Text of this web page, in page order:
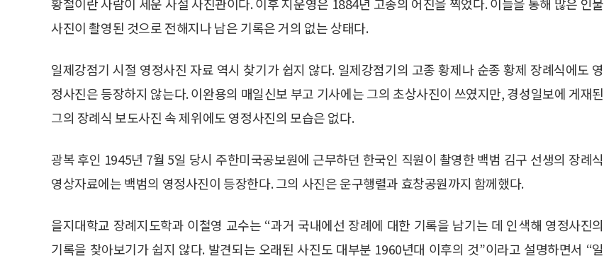
사진이 촬영된 것으로 전해지나 남은 기록은 거의 없는 상태다.
일제강점기 시절 영정사진 자료 역시 찾기가 쉽지 않다. 일제강점기의 고종 황제나 순종 황제 장례식에도 영
정사진은 등장하지 않는다. 이완용의 매일신보 부고 기사에는 그의 초상사진이 쓰였지만, 경성일보에 게재된
그의 장례식 보도사진 속 제위에도 영정사진의 모습은 없다.
광복 후인 1945년 7월 5일 당시 주한미국공보원에 근무하던 한국인 직원이 촬영한 백범 김구 선생의 장례식
영상자료에는 백범의 영정사진이 등장한다. 그의 사진은 운구행렬과 효창공원까지 함께했다.
을지대학교 장례지도학과 이철영 교수는 “과거 국내에선 장례에 대한 기록을 남기는 데 인색해 영정사진의
기록을 찾아보기가 쉽지 않다. 발견되는 오래된 사진도 대부분 1960년대 이후의 것”이라고 설명하면서 “일